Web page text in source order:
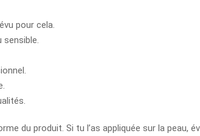
pour cela.
produit. Si tu l’as appliquée sur la peau,